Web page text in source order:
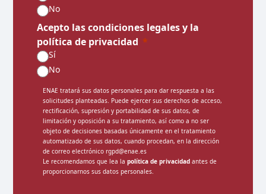
No
Acepto las condiciones legales y la
política de privacidad
Sí
No
ENAE tratará sus datos personales para dar respuesta a las
solicitudes planteadas. Puede ejercer sus derechos de acceso,
rectificación, supresión y portabilidad de sus datos, de
limitación y oposición a su tratamiento, así como a no ser
objeto de decisiones basadas únicamente en el tratamiento
automatizado de sus datos, cuando procedan, en la dirección
de correo electrónico rgpd@enae.es
Le recomendamos que lea lapolítica de privacidad antes de
proporcionarnos sus datos personales.